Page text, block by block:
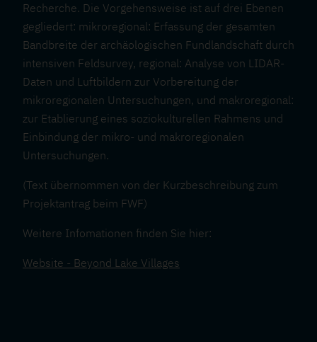
Recherche. Die Vorgehensweise ist auf drei Ebenen
gegliedert: mikroregional: Erfassung der gesamten
Bandbreite der archäologischen Fundlandschaft durch
intensiven Feldsurvey, regional: Analyse von LIDAR-
Daten und Luftbildern zur Vorbereitung der
mikroregionalen Untersuchungen, und makroregional:
zur Etablierung eines soziokulturellen Rahmens und
Einbindung der mikro- und makroregionalen
Untersuchungen.
(Text übernommen von der Kurzbeschreibung zum
Projektantrag beim FWF)
Weitere Infomationen finden Sie hier:
Website - Beyond Lake Villages